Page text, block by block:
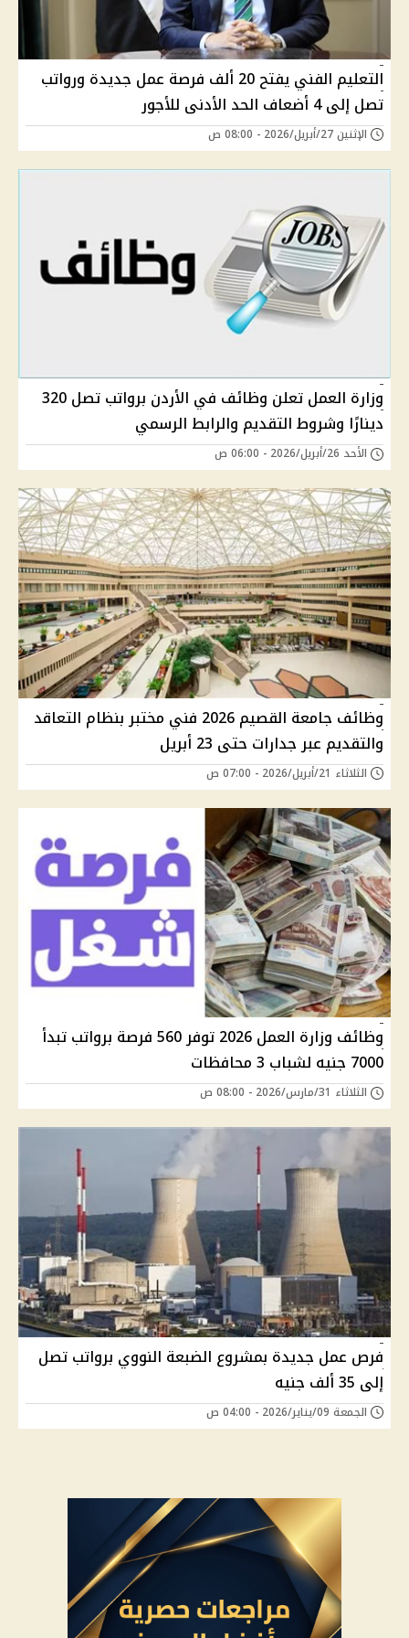
التعليم الفني يفتح 20 ألف فرصة عمل جديدة ورواتب
تصل إلى 4 أضعاف الحد الأدنى للأجور
الإثنين 27/أبريل/2026 - 08:00 ص
وزارة العمل تعلن وظائف في الأردن برواتب تصل 320
دينارًا وشروط التقديم والرابط الرسمي
الأحد 26/أبريل/2026 - 06:00 ص
وظائف جامعة القصيم 2026 فني مختبر بنظام التعاقد
والتقديم عبر جدارات حتى 23 أبريل
الثلاثاء 21/أبريل/2026 - 07:00 ص
وظائف وزارة العمل 2026 توفر 560 فرصة برواتب تبدأ
7000 جنيه لشباب 3 محافظات
الثلاثاء 31/مارس/2026 - 08:00 ص
فرص عمل جديدة بمشروع الضبعة النووي برواتب تصل
إلى 35 ألف جنيه
الجمعة 09/يناير/2026 - 04:00 ص